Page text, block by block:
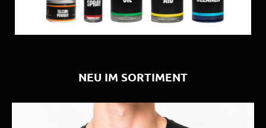
NEU IM SORTIMENT